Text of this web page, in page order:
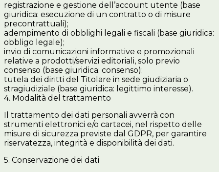
registrazione e gestione dell’account utente (base
giuridica: esecuzione di un contratto o di misure
precontrattuali);
adempimento di obblighi legali e fiscali (base giuridica:
obbligo legale);
invio di comunicazioni informative e promozionali
relative a prodotti/servizi editoriali, solo previo
consenso (base giuridica: consenso);
tutela dei diritti del Titolare in sede giudiziaria o
stragiudiziale (base giuridica: legittimo interesse).
4. Modalità del trattamento
Il trattamento dei dati personali avverrà con
strumenti elettronici e/o cartacei, nel rispetto delle
misure di sicurezza previste dal GDPR, per garantire
riservatezza, integrità e disponibilità dei dati.
5. Conservazione dei dati